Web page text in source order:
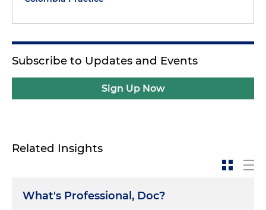
Subscribe to Updates and Events
Sign Up Now
Related Insights
What's Professional, Doc?